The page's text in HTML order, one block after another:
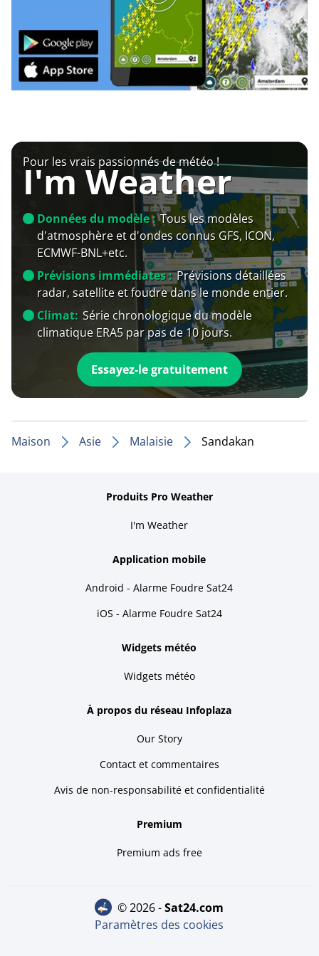
Pour les vrais passionnés de météo !
I'm Weather
Données du modèle : Tous les modèles
d'atmosphère et d'ondes connus GFS, ICON,
ECMWF-BNL+etc.
Prévisions immédiates : Prévisions détaillées
radar, satellite et foudre dans le monde entier.
Climat: Série chronologique du modèle
climatique ERA5 par pas de 10 jours.
Essayez-le gratuitement
Maison Asie Malaisie Sandakan
Produits Pro Weather
I'm Weather
Application mobile
Android - Alarme Foudre Sat24
iOS - Alarme Foudre Sat24
Widgets météo
Widgets météo
À propos du réseau Infoplaza
Our Story
Contact et commentaires
Avis de non-responsabilité et confidentialité
Premium
Premium ads free
© 2026 - sat24.com
Paramètres des cookies